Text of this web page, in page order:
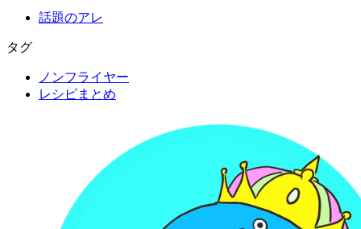
話題のアレ
タグ
ノンフライヤー
レシピまとめ